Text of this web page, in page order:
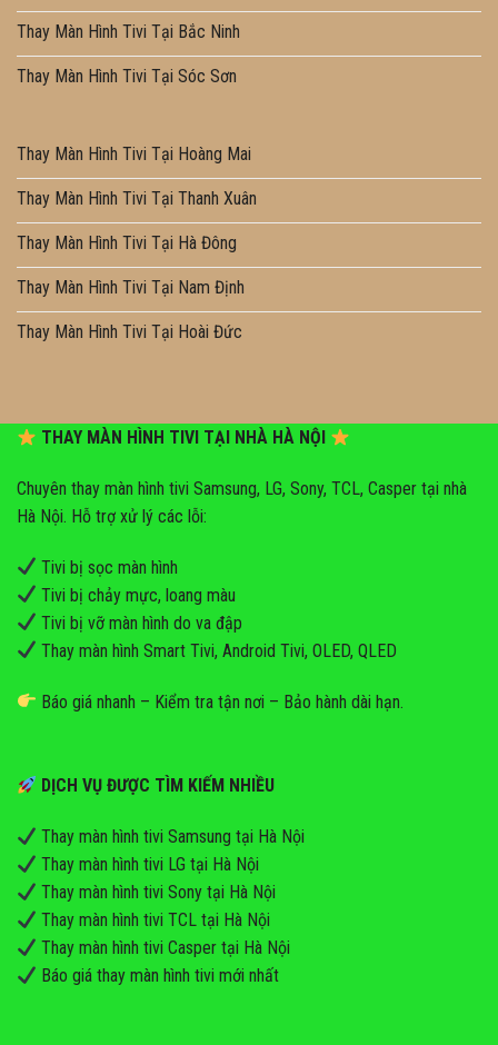
Thay Màn Hình Tivi Tại Bắc Ninh
Thay Màn Hình Tivi Tại Sóc Sơn
Thay Màn Hình Tivi Tại Hoàng Mai
Thay Màn Hình Tivi Tại Thanh Xuân
Thay Màn Hình Tivi Tại Hà Đông
Thay Màn Hình Tivi Tại Nam Định
Thay Màn Hình Tivi Tại Hoài Đức
THAY MÀN HÌNH TIVI TẠI NHÀ HÀ NỘI
Chuyên thay màn hình tivi Samsung, LG, Sony, TCL, Casper tại nhà
Hà Nội. Hỗ trợ xử lý các lỗi:
Tivi bị sọc màn hình
Tivi bị chảy mực, loang màu
Tivi bị vỡ màn hình do va đập
Thay màn hình Smart Tivi, Android Tivi, OLED, QLED
Báo giá nhanh – Kiểm tra tận nơi – Bảo hành dài hạn.
DỊCH VỤ ĐƯỢC TÌM KIẾM NHIỀU
Thay màn hình tivi Samsung tại Hà Nội
Thay màn hình tivi LG tại Hà Nội
Thay màn hình tivi Sony tại Hà Nội
Thay màn hình tivi TCL tại Hà Nội
Thay màn hình tivi Casper tại Hà Nội
Báo giá thay màn hình tivi mới nhất